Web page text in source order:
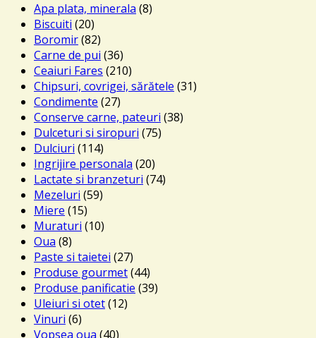
Apa plata, minerala (8)
Biscuiti (20)
Boromir(82)
Carne de pui (36)
Ceaiuri Fares (210)
Chipsuri, covrigei, sărătele (31)
Condimente (27)
Conserve carne, pateuri (38)
Dulceturi si siropuri (75)
Dulciuri (114)
Ingrijire personala (20)
Lactate si branzeturi (74)
Mezeluri (59)
Miere (15)
Muraturi (10)
Oua (8)
Paste si taietei (27)
Produse gourmet(44)
Produse panificatie (39)
Uleiuri si otet(12)
Vinuri (6)
Vopsea oua (40)